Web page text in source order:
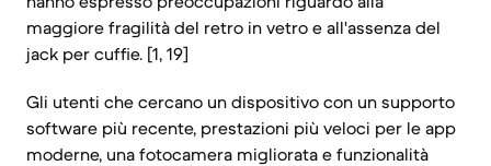
maggiore fragilità del retro in vetro e all'assenza del
jack per cuffie. [1, 19]
Gli utenti che cercano un dispositivo con un supporto
software più recente, prestazioni più veloci per le app
moderne, una fotocamera migliorata e funzionalità